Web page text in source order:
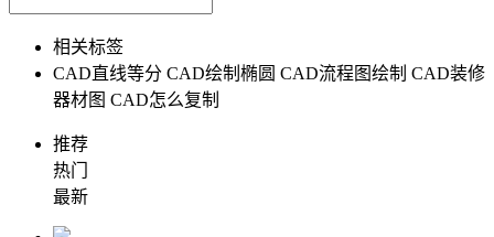
相关标签
CAD直线等分 CAD绘制椭圆 CAD流程图绘制 CAD装修
器材图 CAD怎么复制
推荐
热门
最新